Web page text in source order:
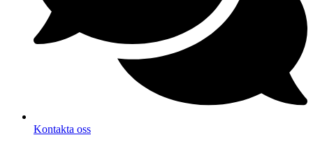
Kontakta oss